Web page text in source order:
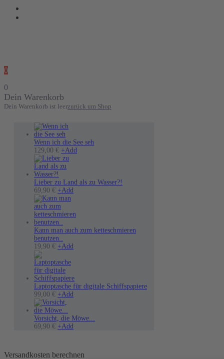
0
0
Dein Warenkorb
Dein Warenkorb ist leerzurück um Shop
Wenn ich die See seh
129,00 € +Add
Varianten
der
Lieber zu Land als zu Wasser?!
69,90 € +Add
mehrere
auf.
Produktseite
gewählt
Kann man auch zum ketteschmieren
benutzen..
19,90 € +Add
Laptoptasche für digitale Schiffspapiere
99,00 € +Add
mehrere
können
Vorsicht, die Möwe...
69,90 € +Add
Varianten
Versandkosten berechnen